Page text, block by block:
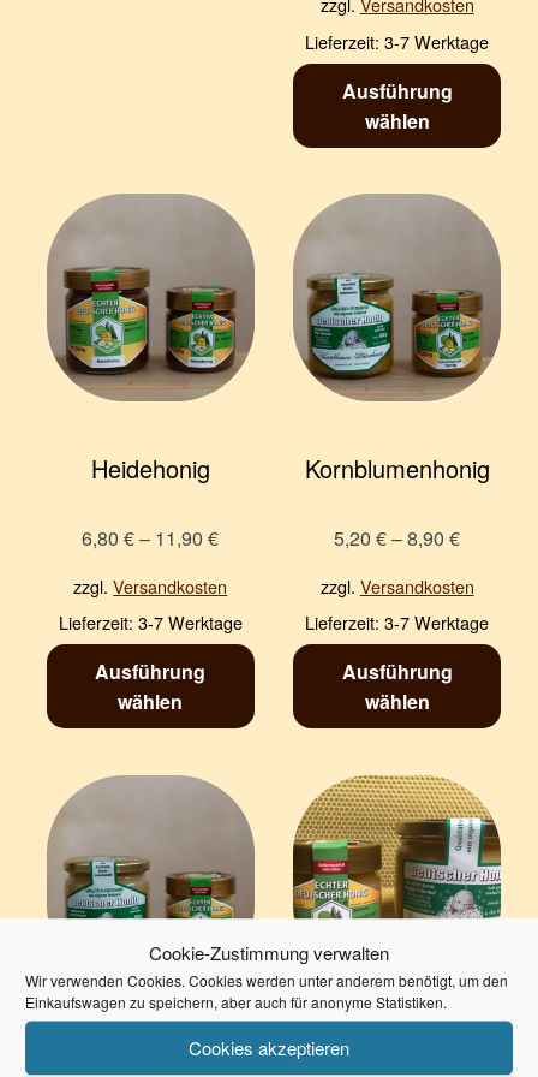
Cookie-Zustimmung verwalten
Wir verwenden Cookies. Cookies werden unter anderem benötigt, um den
Einkaufswagen zu speichern, aber auch für anonyme Statistiken.
Cookies akzeptieren
Lieferzeit:3-7 Werktage
Ausführung
wählen
Heidehonig
6,80€– 11,90€
zzgl.Versandkosten
Lieferzeit: 3-7 Werktage
Ausführung
wählen
Kornblumenhonig
5,20€–8,90€
zzgl. Versandkosten
Lieferzeit:3-7 Werktage
Ausführung
wählen
Lindenhonig Löwenzahnhonig